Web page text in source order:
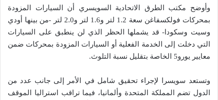
وأوضح مكتب الطرق الاتحادية السويسري أن السيارات المزودة
بمحركات فولكسفاغن سعة 1.2 لتر و1.6 لتر و2.0 لتر -من بينها أودي
وسيت وسكودا- قد يشملها الحظر الذي لن ينطبق على السيارات
التي دخلت إلى الخدمة الفعلية أو السيارات المزودة بمحركات ضمن
معايير يورو5 الخاصة بتقليل نسبة التلوث.
وتستعد سويسرا لإجراء تحقيق شامل في الأمر إلى جانب عدد من
الدول تضم المملكة المتحدة وألمانيا، فيما تراقب استراليا الموقف